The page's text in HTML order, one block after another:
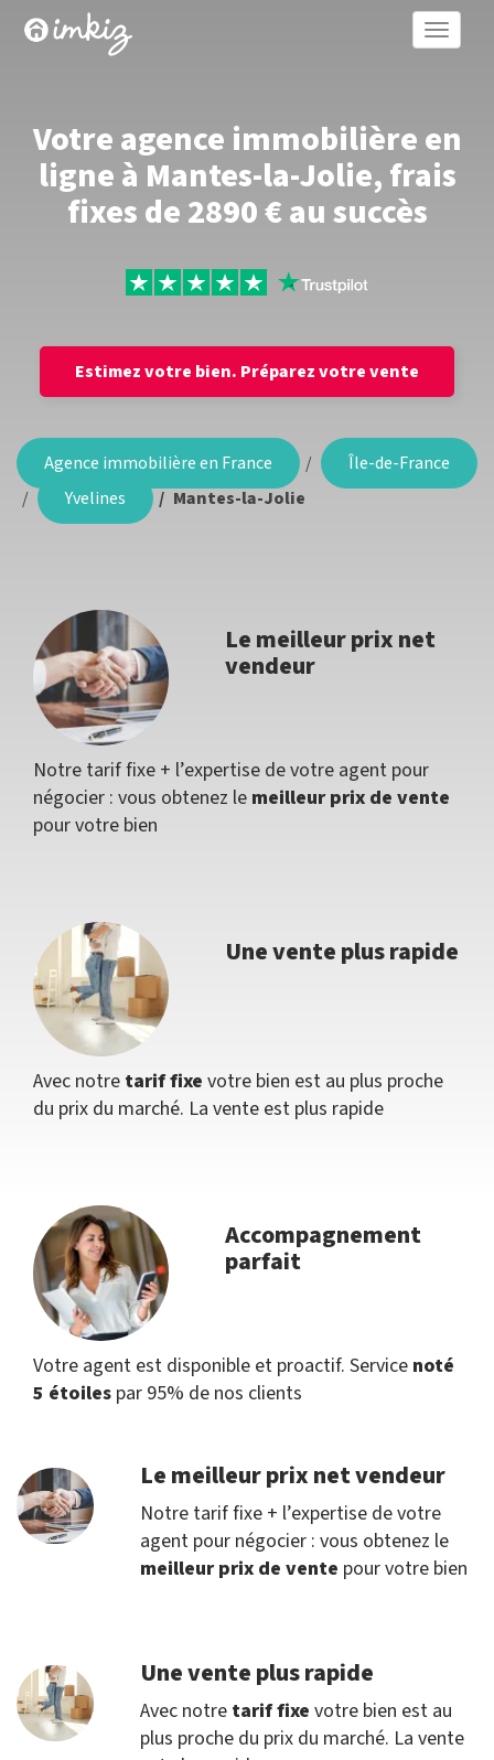
Toggle
Votre agence immobilière en
ligne à Mantes-la-Jolie, frais
fixes de 2890 € au succès
Estimez votre bien. Préparez votre vente
Agence immobilière en France
Île-de-France
Yvelines
Mantes-la-Jolie
Le meilleur prix net
vendeur
Notre tarif fixe + l’expertise de votre agent pour
négocier : vous obtenez le meilleur prix de vente
pour votre bien
Une vente plus rapide
Avec notre tarif fixe votre bien est au plus proche
du prix du marché. La vente est plus rapide
Accompagnement
parfait
Votre agent est disponible et proactif. Service noté
5 étoiles par 95% de nos clients
Le meilleur prix net vendeur
Notre tarif fixe + l’expertise de votre
agent pour négocier : vous obtenez le
meilleur prix de vente pour votre bien
Une vente plus rapide
Avec notre tarif fixe votre bien est au
plus proche du prix du marché. La vente